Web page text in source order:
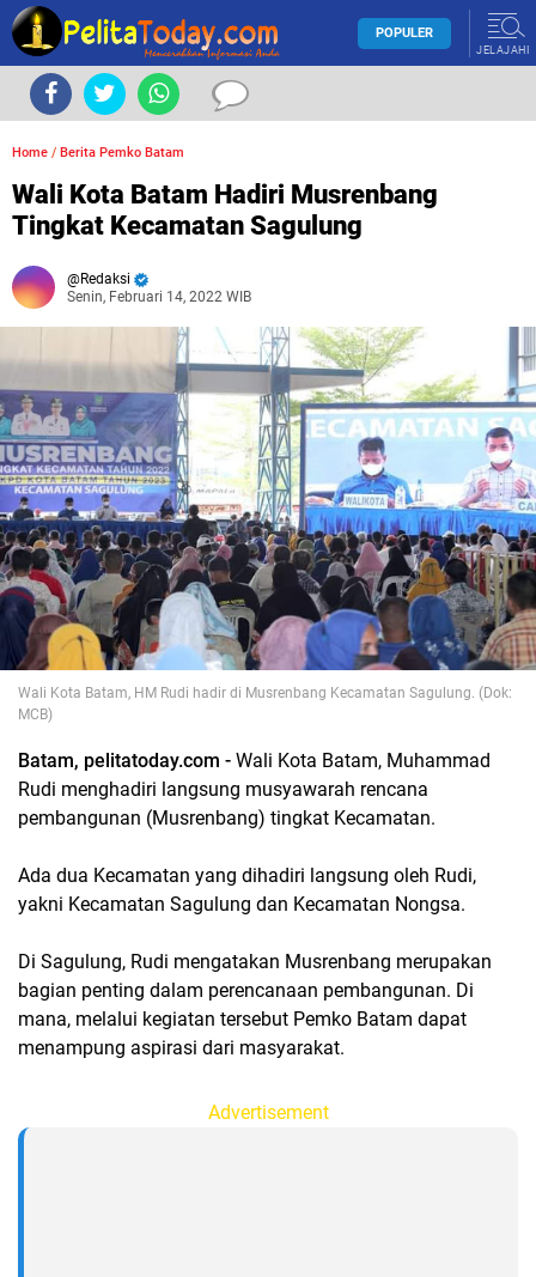
POPULER
JELAJAHI
Home / Berita Pemko Batam
Wali Kota Batam Hadiri Musrenbang
Tingkat Kecamatan Sagulung
Redaksi
Senin, Februari 14, 2022 WIB
Wali Kota Batam, HM Rudi hadir di Musrenbang Kecamatan Sagulung. (Dok:
MCB)
Batam, pelitatoday.com - Wali Kota Batam, Muhammad
Rudi menghadiri langsung musyawarah rencana
pembangunan (Musrenbang) tingkat Kecamatan.
Ada dua Kecamatan yang dihadiri langsung oleh Rudi,
yakni Kecamatan Sagulung dan Kecamatan Nongsa.
Di Sagulung, Rudi mengatakan Musrenbang merupakan
bagian penting dalam perencanaan pembangunan. Di
mana, melalui kegiatan tersebut Pemko Batam dapat
menampung aspirasi dari masyarakat.
Advertisement